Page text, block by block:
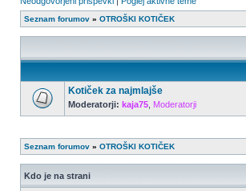
Seznam forumov » OTROŠKI KOTIČEK
Kotiček za najmlajše
Moderatorji: kaja75 Moderatorji
Seznam forumov » OTROŠKI KOTIČEK
Kdo je na strani